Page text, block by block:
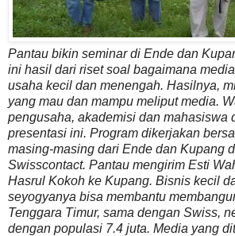
Pantau bikin seminar di Ende dan
ini hasil dari riset soal bagaimana
usaha kecil dan menengah. Hasilnya,
yang mau dan mampu meliput media.
pengusaha, akademisi dan mahasiswa
presentasi ini. Program dikerjakan
masing-masing dari Ende dan Kupang
Swisscontact. Pantau mengirim Esti
Hasrul Kokoh ke Kupang. Bisnis kecil
seyogyanya bisa membantu
Tenggara Timur, sama dengan Swiss,
dengan populasi 7.4 juta. Media yang